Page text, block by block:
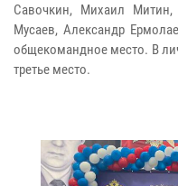
Савочкин, Михаил
Мусаев, Александр
общекомандное место. В
третье место.